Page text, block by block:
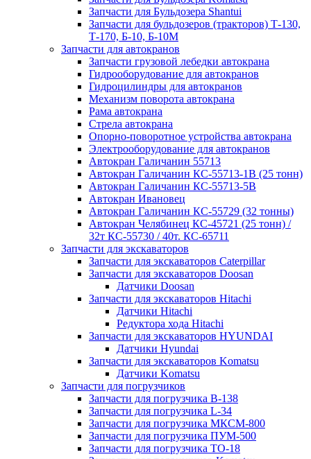
Запчасти для Бульдозера Shantui
Запчасти для бульдозеров (тракторов) Т-130,
Т-170, Б-10, Б-10М
Запчасти для автокранов
Запчасти грузовой лебедки автокрана
Гидрооборудование для автокранов
Гидроцилиндры для автокранов
Механизм поворота автокрана
Рама автокрана
Стрела автокрана
Опорно-поворотное устройства автокрана
Электрооборудование для автокранов
Автокран Галичанин 55713
Автокран Галичанин КС-55713-1В (25 тонн)
Автокран Галичанин КС-55713-5В
Автокран Ивановец
Автокран Галичанин КС-55729 (32 тонны)
Автокран Челябинец КС-45721 (25 тонн) /
32т КС-55730 / 40т. КС-65711
Запчасти для экскаваторов
Запчасти для экскаваторов Caterpillar
Запчасти для экскаваторов Doosan
Датчики Doosan
Запчасти для экскаваторов Hitachi
Датчики Hitachi
Редуктора хода Hitachi
Запчасти для экскаваторов HYUNDAI
Датчики Hyundai
Запчасти для экскаваторов Komatsu
Датчики Komatsu
Запчасти для погрузчиков
Запчасти для погрузчика B-138
Запчасти для погрузчика L-34
Запчасти для погрузчика МКСМ-800
Запчасти для погрузчика ПУМ-500
Запчасти для погрузчика ТО-18